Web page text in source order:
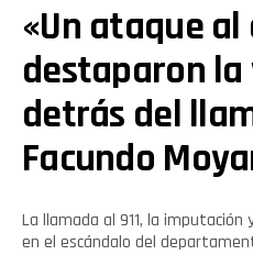
«Un ataque al
destaparon la
detrás del
Facundo
La llamada al 911, la
en el escándalo del